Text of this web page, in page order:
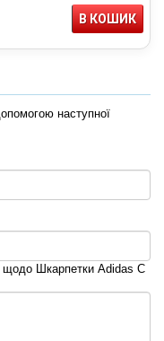
В КОШИК
наступної
Шкарпетки Adidas C